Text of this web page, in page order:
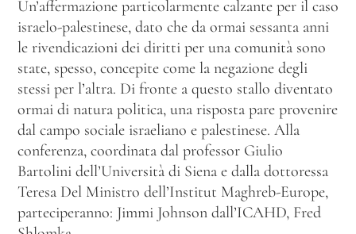
Un’affermazione particolarmente calzante per il caso
israelo-palestinese, dato che da ormai sessanta anni
le rivendicazioni dei diritti per una comunità sono
state, spesso, concepite come la negazione degli
stessi per l’altra. Di fronte a questo stallo diventato
ormai di natura politica, una risposta pare provenire
dal campo sociale israeliano e palestinese. Alla
conferenza, coordinata dal professor Giulio
Bartolini dell’Università di Siena e dalla dottoressa
Teresa Del Ministro dell’Institut Maghreb-Europe,
parteciperanno: Jimmi Johnson dall’ICAHD, Fred